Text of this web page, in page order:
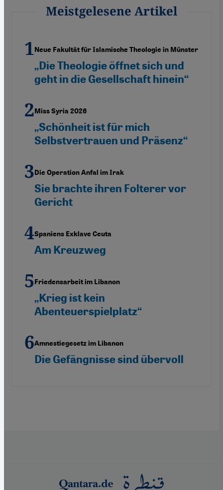
Meistgelesene Artikel
Neue Fakultät für Islamische Theologie in Münster
„Die Theologie öffnet sich und
geht in die Gesellschaft hinein“
Miss Syria 2026
„Schönheit ist für mich
Selbstvertrauen und Präsenz“
Die Operation Anfal im Irak
Sie brachte ihren Folterer vor
Gericht
Spaniens Exklave Ceuta
Am Kreuzweg
Friedensarbeit im Libanon
„Krieg ist kein
Abenteuerspielplatz“
Amnestiegesetz im Libanon
Die Gefängnisse sind übervoll